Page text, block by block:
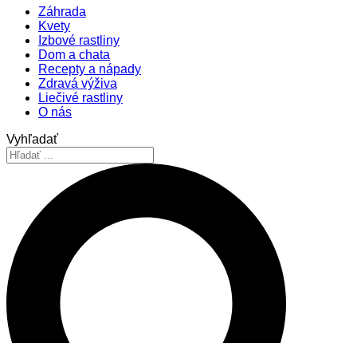
Záhrada
Kvety
Izbové rastliny
Dom a chata
Recepty a nápady
Zdravá výživa
Liečivé rastliny
O nás
Vyhľadať